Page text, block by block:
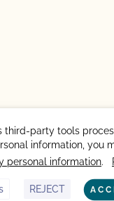
third-party tools
information, you
personal information.
REJECT